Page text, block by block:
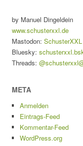
by Manuel Dingeldein
www.schusterxxl.de
Mastodon: SchusterXXL
Bluesky:
Threads:
META
Anmelden
Eintrags-Feed
Kommentar-Feed
WordPress.org